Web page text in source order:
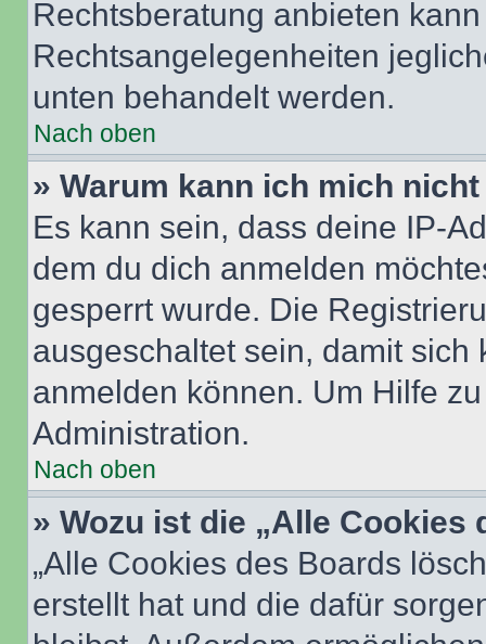
Rechtsberatung anbieten
Rechtsangelegenheiten
unten behandelt werden.
Nach oben
» Warum kann ich mich
Es kann sein, dass deine IP-
dem du dich anmelden
gesperrt wurde. Die
ausgeschaltet sein, damit
anmelden können. Um Hilfe
Administration.
Nach oben
» Wozu ist die „Alle
„Alle Cookies des Boards
erstellt hat und die dafür